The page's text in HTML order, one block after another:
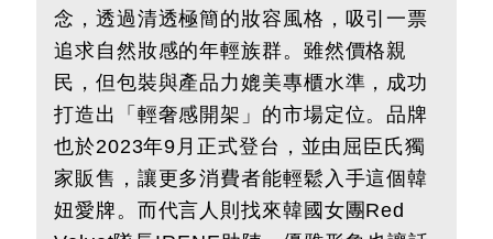
念，透過清透極簡的妝容風格，吸引一票
追求自然妝感的年輕族群。雖然價格親
民，但包裝與產品力媲美專櫃水準，成功
打造出「輕奢感開架」的市場定位。品牌
也於2023年9月正式登台，並由屈臣氏獨
家販售，讓更多消費者能輕鬆入手這個韓
妞愛牌。而代言人則找來韓國女團Red